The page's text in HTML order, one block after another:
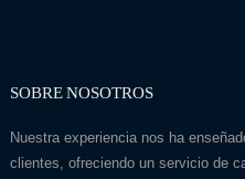
SOBRE NOSOTROS
Nuestra experiencia nos ha
clientes, ofreciendo un servicio de